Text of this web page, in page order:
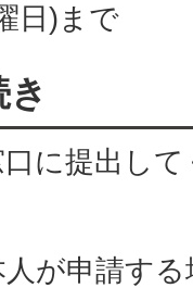
日)まで
に提出し
人が申請す